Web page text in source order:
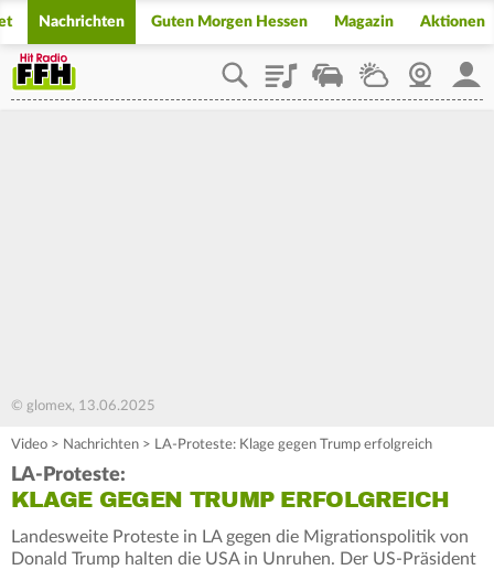
Nachrichten Guten Morgen Hessen Magazin Aktionen
PlaylistStaupilotWetterWebcam
© glomex, 13.06.2025
Video > Nachrichten > LA-Proteste: Klage gegen Trump erfolgreich
LA-Proteste:
KLAGE GEGEN TRUMP ERFOLGREICH
Landesweite Proteste in LA gegen die Migrationspolitik von
Donald Trump halten die USA in Unruhen. Der US-Präsident